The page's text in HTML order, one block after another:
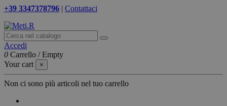
+39 3347378796 | Contattaci
Accedi
0 Carrello /Empty
Your cart
×
Non ci sono più articoli nel tuo carrello